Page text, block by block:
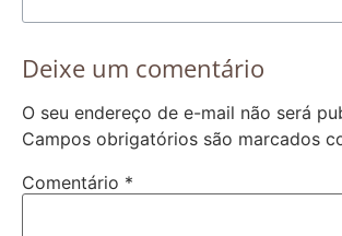
Deixe um comentário
O seu endereço de e-mail não será
Campos obrigatórios são marcados
Comentário *